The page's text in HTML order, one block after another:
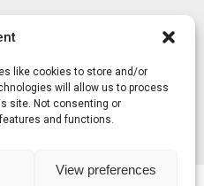
like cookies to store and/or
will allow us to process
site. Not consenting or
and functions.
View preferences